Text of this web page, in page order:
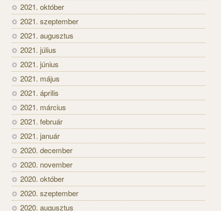
2021. október
2021. szeptember
2021. augusztus
2021. július
2021. június
2021. május
2021. április
2021. március
2021. február
2021. január
2020. december
2020. november
2020. október
2020. szeptember
2020. augusztus